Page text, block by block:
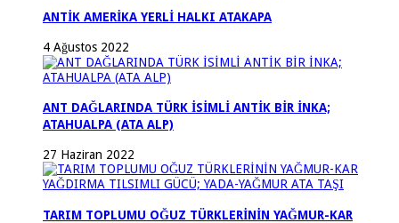
ANTİK AMERİKA YERLİ HALKI ATAKAPA
4 Ağustos 2022
ANT DAĞLARINDA TÜRK İSİMLİ ANTİK BİR İNKA;
ATAHUALPA (ATA ALP)
27 Haziran 2022
TARIM TOPLUMU OĞUZ TÜRKLERİNİN YAĞMUR-KAR